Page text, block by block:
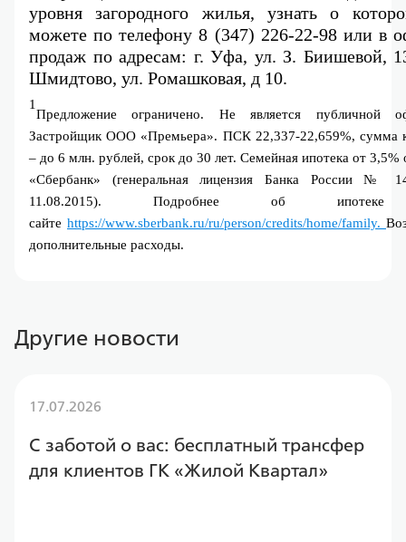
уровня загородного жилья, узнать о
можете по телефону 8 (347) 226-22-98 или в
продаж по адресам: г. Уфа, ул. З. Биишевой,
Шмидтово, ул. Ромашковая, д 10.
1
Предложение ограничено. Не является публичной
Застройщик ООО «Премьера». ПСК 22,337-22,659%, сумма
– до 6 млн. рублей, срок до 30 лет. Семейная ипотека от
«Сбербанк» (генеральная лицензия Банка России №
11.08.2015). Подробнее об
сайте https://www.sberbank.ru/ru/person/credits/home/family.
дополнительные расходы.
Другие новости
17.07.2026
С заботой о вас: бесплатный трансфер
для клиентов ГК «Жилой Квартал»